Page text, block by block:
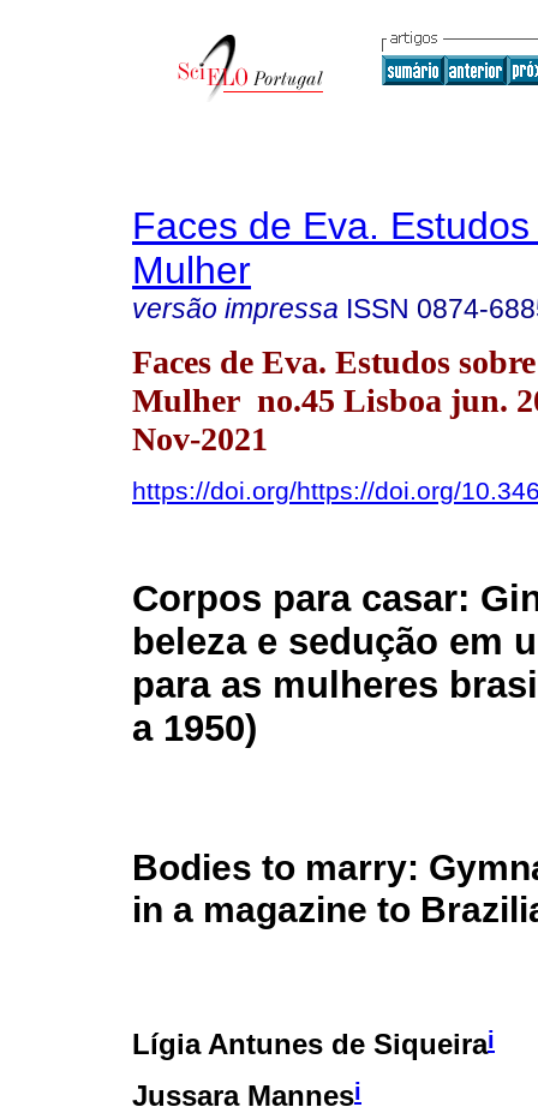
Faces de Eva.
Mulher
versão impressa ISSN 0874-
Faces de Eva. Estudos
Mulher no.45 Lisboa jun.
Nov-2021
https://doi.org/https://doi.org/
Corpos para casar:
beleza e sedução em
para as mulheres
a 1950)
Bodies to marry:
in a magazine to
Lígia Antunes de Siqueirai
Jussara Mannesi